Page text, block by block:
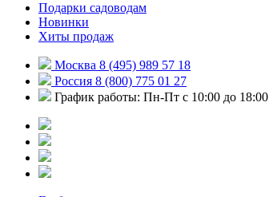
Подарки садоводам
Новинки
Хиты продаж
Москва 8 (495) 989 57 18
Россия 8 (800) 775 01 27
График работы: Пн-Пт с 10:00 до 18:00